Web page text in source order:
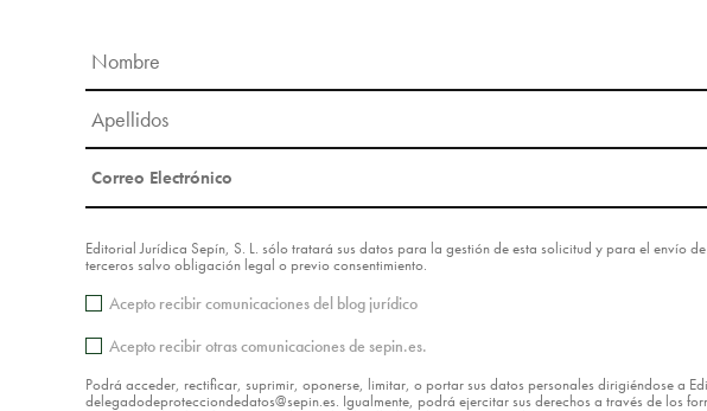
Editorial Jurídica Sepín, S. L. sólo tratará sus datos para la gestión de esta solicitud y para el envío
terceros salvo obligación legal o previo consentimiento.
Acepto recibir comunicaciones del blog jurídico
Acepto recibir otras comunicaciones de sepin.es.
Podrá acceder, rectificar, suprimir, oponerse, limitar, o portar sus datos personales dirigiéndose
delegadodeprotecciondedatos@sepin.es. Igualmente, podrá ejercitar sus derechos a través de los